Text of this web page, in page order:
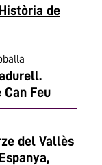
de
Feu
del Vallès